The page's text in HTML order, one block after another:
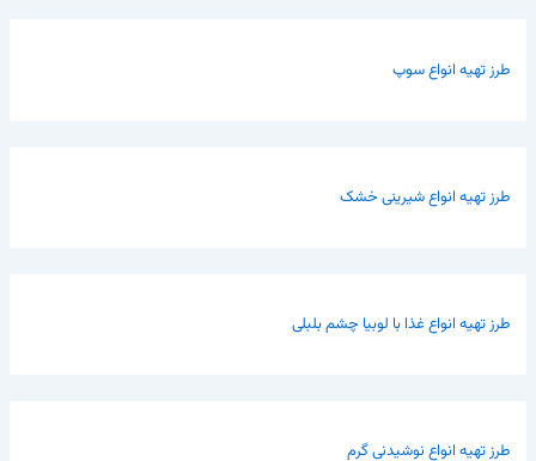
طرز تهیه انواع سوپ
طرز تهیه انواع شیرینی خشک
طرز تهیه انواع غذا با لوبیا چشم بلبلی
طرز تهیه انواع نوشیدنی گرم